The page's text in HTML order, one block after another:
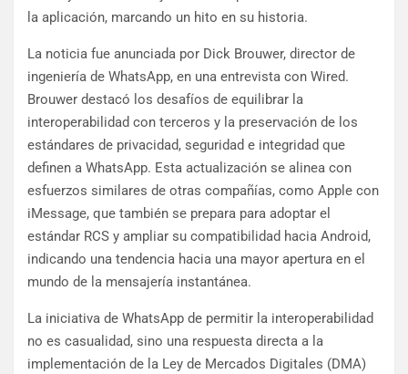
la aplicación, marcando un hito en su historia.
La noticia fue anunciada por Dick Brouwer, director de
ingeniería de WhatsApp, en una entrevista con Wired.
Brouwer destacó los desafíos de equilibrar la
interoperabilidad con terceros y la preservación de los
estándares de privacidad, seguridad e integridad que
definen a WhatsApp. Esta actualización se alinea con
esfuerzos similares de otras compañías, como Apple con
iMessage, que también se prepara para adoptar el
estándar RCS y ampliar su compatibilidad hacia Android,
indicando una tendencia hacia una mayor apertura en el
mundo de la mensajería instantánea.
La iniciativa de WhatsApp de permitir la interoperabilidad
no es casualidad, sino una respuesta directa a la
implementación de la Ley de Mercados Digitales (DMA)